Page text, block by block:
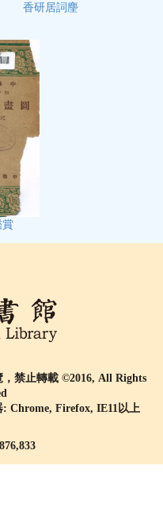
香研居詞麈
賞
禁止轉載 ©2016, All Rights
Chrome, Firefox, IE11以上